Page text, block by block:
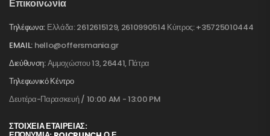
Επικοινωνία
Τηλέφωνα: Ελλάδα: 2612615129, 2610990514 Κύπρος: +35725010444
EMAIL: hello@offersmania.gr
Διεύθυνση:Αμμοχώστου 13, 26441, Πάτρα
Τηλεφωνικό Κέντρο
Δευτέρα-Παρασκευή / 10:00 AM - 13:00 PM
ΣΤΟΙΧΕΊΑ ΕΤΑΙΡΕΊΑΣ: